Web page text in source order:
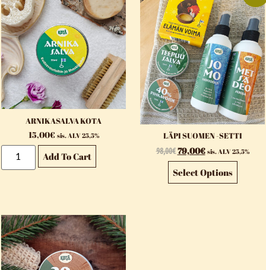
ARNIKASALVA KOTA
15,00€ sis. ALV 25,5%
Add To Cart
LÄPI SUOMEN -SETTI
98,00€79,00€ sis. ALV 25,5%
Select Options